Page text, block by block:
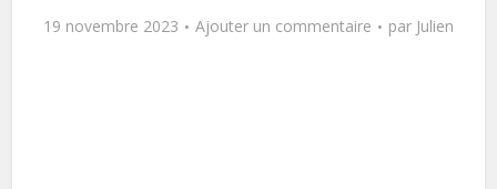
19 novembre 2023 Ajouter un commentaire par Julien